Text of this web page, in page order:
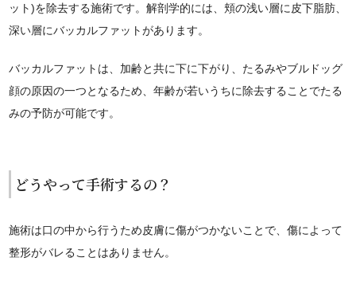
ット)を除去する施術です。解剖学的には、頬の浅い層に皮下脂肪、
深い層にバッカルファットがあります。
バッカルファットは、加齢と共に下に下がり、たるみやブルドッグ
顔の原因の一つとなるため、年齢が若いうちに除去することでたる
みの予防が可能です。
どうやって手術するの？
施術は口の中から行うため皮膚に傷がつかないことで、傷によって
整形がバレることはありません。